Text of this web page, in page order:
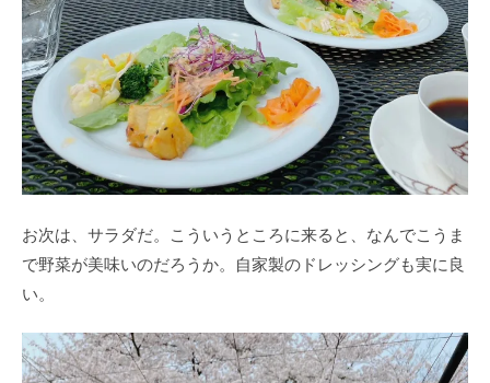
お次は、サラダだ。こういうところに来ると、なんでこうま
で野菜が美味いのだろうか。自家製のドレッシングも実に良
い。